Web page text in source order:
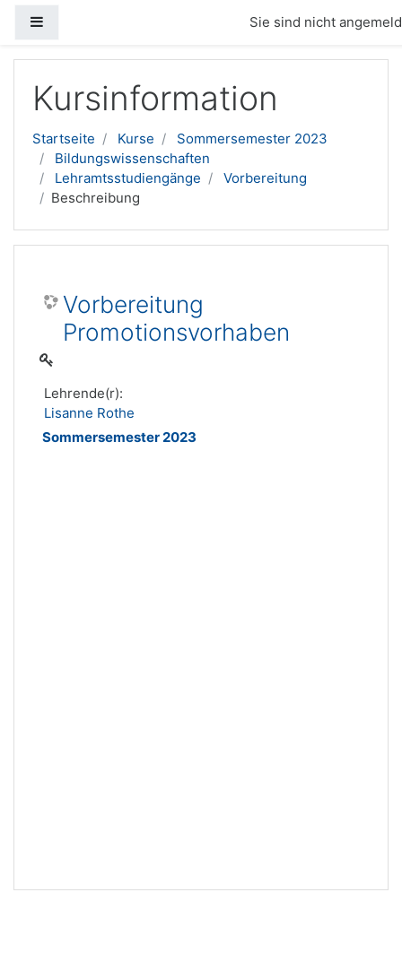
Sie sind nicht
Kursinformation
Startseite Kurse
Sommersemester 2023
Bildungswissenschaften
Lehramtsstudiengänge
Vorbereitung
Beschreibung
Vorbereitung
Promotionsvorhaben
Lehrende(r):
Lisanne Rothe
Sommersemester 2023